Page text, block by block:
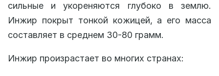
сильные и укореняются глубоко в землю.
Инжир покрыт тонкой кожицей, а его масса
составляет в среднем 30-80 грамм.
Инжир произрастает во многих странах: